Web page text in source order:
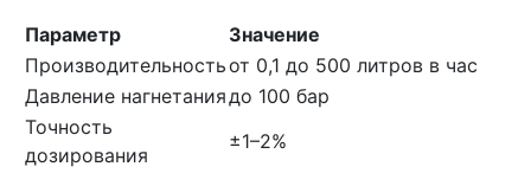
Параметр
Значение
Производительностьот 0,1 до 500 литров в час
Давление нагнетаниядо 100 бар
Точность
дозирования
±1–2%